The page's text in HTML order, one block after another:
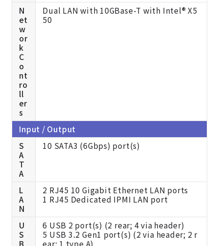
N
et
w
or
k
C
o
nt
ro
ll
er
s
Dual LAN with 10GBase-T with Intel® X5
50
Input / Output
S
A
T
A
10 SATA3 (6Gbps) port(s)
L
A
N
2 RJ45 10 Gigabit Ethernet LAN ports
1 RJ45 Dedicated IPMI LAN port
U
S
B
6 USB 2 port(s) (2 rear; 4 via header)
5 USB 3.2 Gen1 port(s) (2 via header; 2 r
ear; 1 type A)